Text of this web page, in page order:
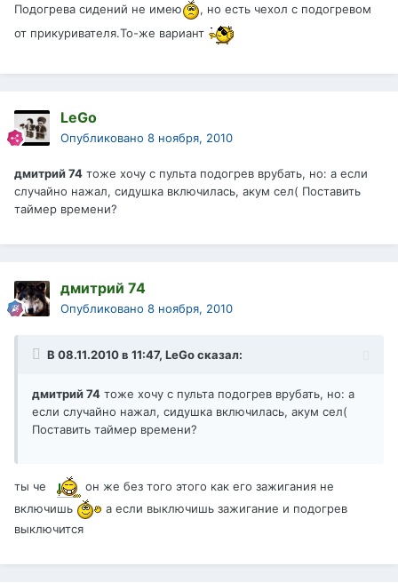
Подогрева сидений не имею
, но есть чехол с подогревом
от прикуривателя.То-же вариант
LeGo
Опубликовано 8 ноября, 2010
дмитрий 74 тоже хочу с пульта подогрев врубать, но: а если
случайно нажал, сидушка включилась, акум сел( Поставить
таймер времени?
дмитрий 74
Опубликовано 8 ноября, 2010
В 08.11.2010 в 11:47, LeGo сказал:
дмитрий 74 тоже хочу с пульта подогрев врубать, но: а
если случайно нажал, сидушка включилась, акум сел(
Поставить таймер времени?
ты че
он же без того этого как его зажигания не
включишь
а если выключишь зажигание и подогрев
выключится